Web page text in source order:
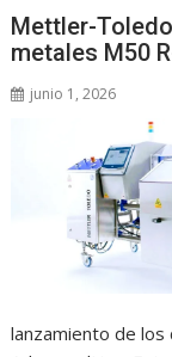
Mettler-
metales M50
junio 1, 2026
lanzamiento de